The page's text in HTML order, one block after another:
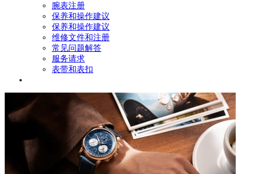
腕表注册
保养和操作建议
保养和操作建议
维修文件和注册
常见问题解答
服务请求
表带和表扣